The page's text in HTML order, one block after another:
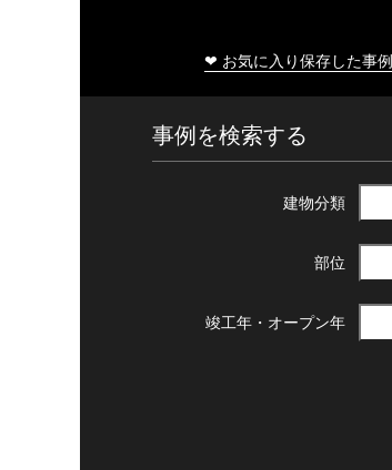
❤ お気に入り保存した事
事例を検索する
建物分類
部位
竣工年・ オープン年